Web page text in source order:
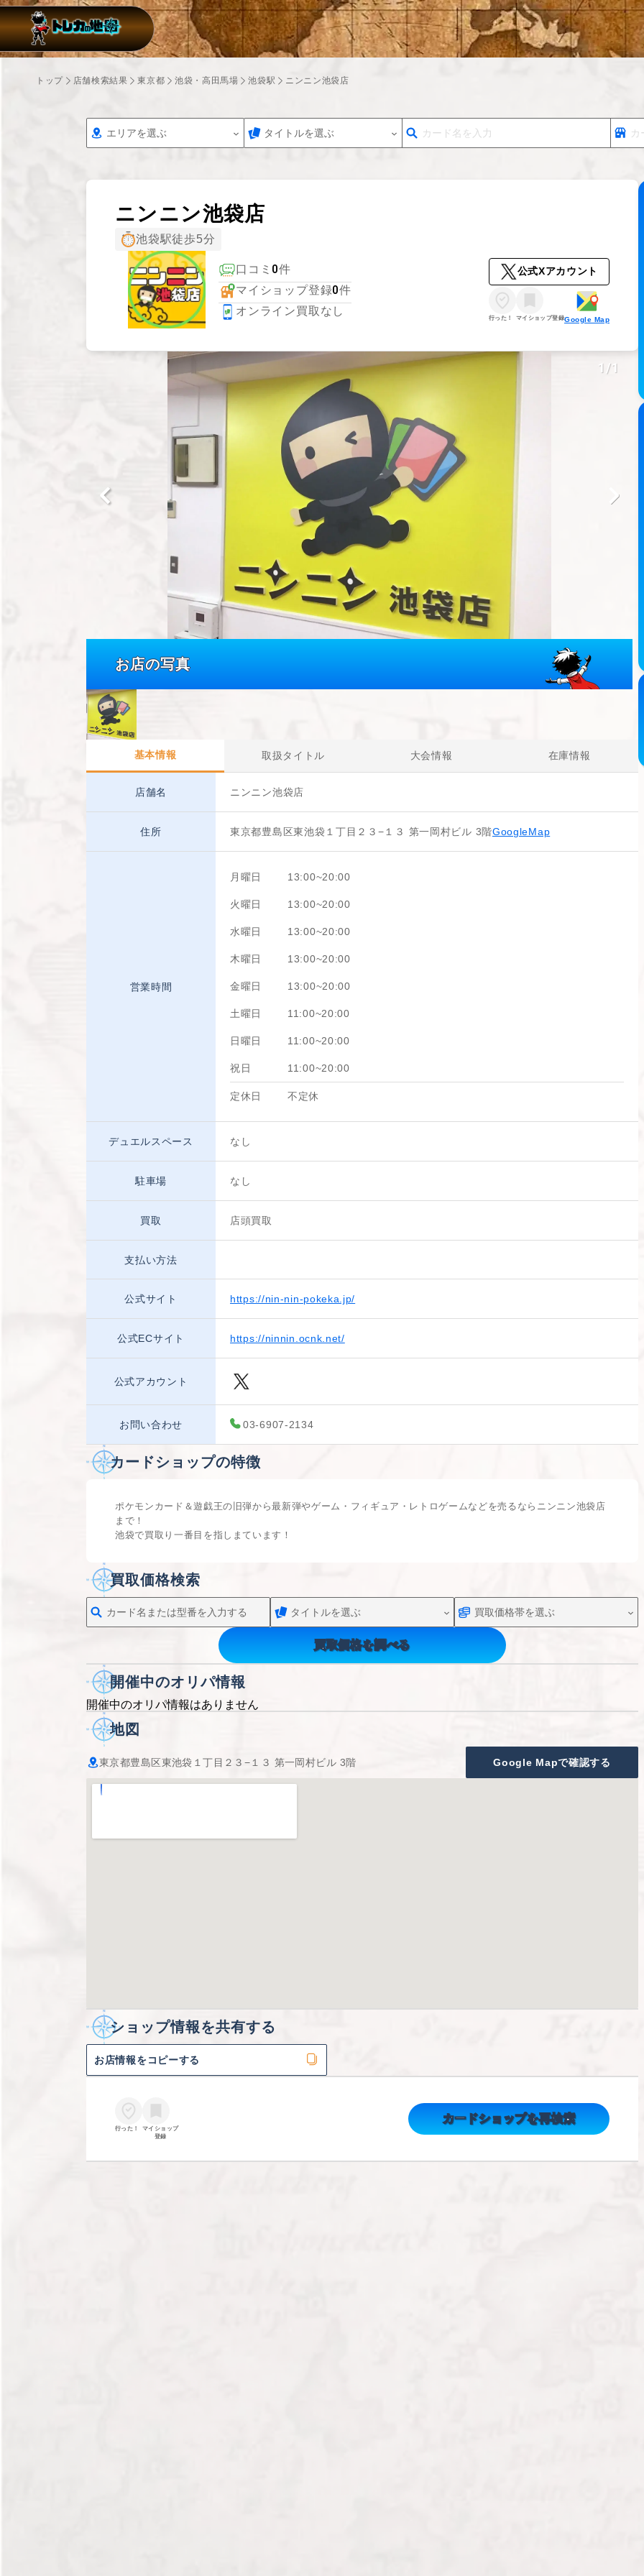
トップ 店舗検索結果 東京都 池袋・高田馬場 池袋駅 ニンニン池袋店
エリアを選ぶ タイトルを選ぶ
ニンニン池袋店
池袋駅徒歩5分
口コミ 0件
マイショップ登録0件
オンライン買取なし
公式Xアカウント
行った！ マイショップ登録Google Map
1 /1
お店の写真
基本情報 取扱タイトル 大会情報 在庫情報
店舗名 ニンニン池袋店
住所 東京都豊島区東池袋１丁目２３−１３ 第一岡村ビル 3階GoogleMap
営業時間
月曜日 13:00~20:00
火曜日 13:00~20:00
水曜日 13:00~20:00
木曜日 13:00~20:00
金曜日 13:00~20:00
土曜日 11:00~20:00
日曜日 11:00~20:00
祝日 11:00~20:00
定休日 不定休
デュエルスペース なし
駐車場 なし
買取 店頭買取
支払い方法
公式サイト https://nin-nin-pokeka.jp/
公式ECサイト https://ninnin.ocnk.net/
公式アカウント
お問い合わせ 03-6907-2134
カードショップの特徴
ポケモンカード＆遊戯王の旧弾から最新弾やゲーム・フィギュア・レトロゲームなどを売るならニンニン池袋店
まで！
池袋で買取り一番目を指しまています！
買取価格検索
買取価格を調べる
開催中のオリパ情報
開催中のオリパ情報はありません
地図
東京都豊島区東池袋１丁目２３−１３ 第一岡村ビル 3階 Google Mapで確認する
ショップ情報を共有する
お店情報をコピーする
行った！
マイショップ
登録
カードショップを再検索